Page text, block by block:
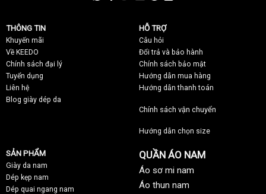
THÔNG TIN
Khuyến mãi
Về KEEDO
Chính sách đại lý
Tuyển dụng
Liên hệ
Blog giày dép da
HỖ TRỢ
Câu hỏi
Đổi trả và bảo hành
Chính sách bảo mật
Hướng dẫn mua hàng
Hướng dẫn thanh toán
Chính sách vận chuyển
Hướng dẫn chọn size
SẢN PHẨM
Giày da nam
Dép kẹp nam
Dép quai ngang nam
QUẦN ÁO NAM
Áo sơ mi nam
Áo thun nam